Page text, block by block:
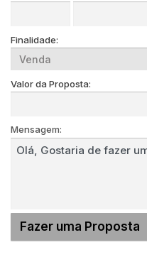
Finalidade:
Valor da Proposta:
Mensagem: